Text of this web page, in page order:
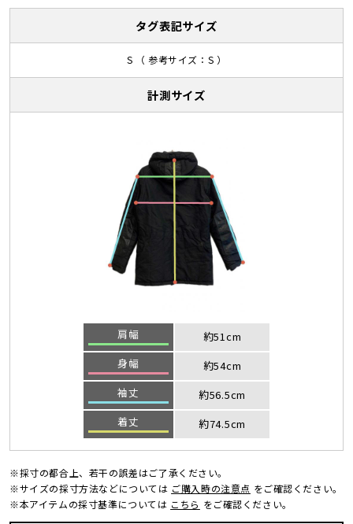
タグ表記サイズ
S （ 参考サイズ：S ）
計測サイズ
肩幅
約51cm
身幅
約54cm
袖丈
約56.5cm
着丈
約74.5cm
※採寸の都合上、若干の誤差はご了承ください。
※サイズの採寸方法などについては ご購入時の注意点 をご確認ください。
※本アイテムの採寸基準については こちら をご確認ください。